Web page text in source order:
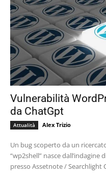
Vulnerabilità
da ChatGpt
Attualità Alex Trizio
Un bug scoperto da un ricercatore (e da
“wp2shell” nasce dall’indagine
presso Assetnote / Searchlight